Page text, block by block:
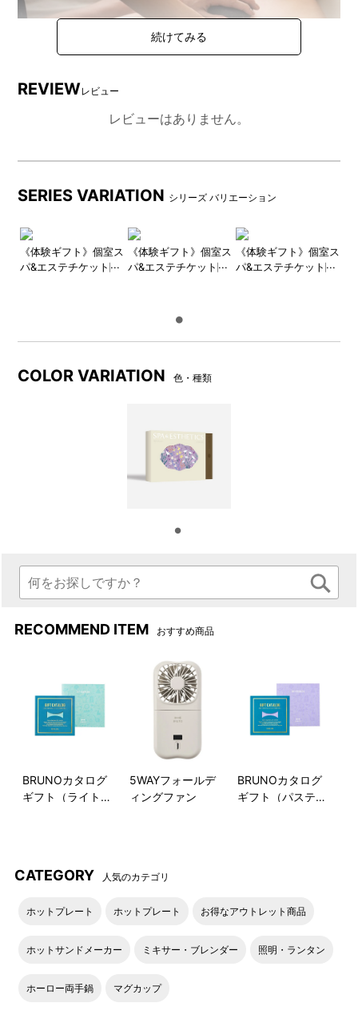
フェイシャルとボディのセットメニューや、頭部や足などのパ
ロンや、国内外で人気を集めるコスメブランドのサロンなど、
トリートメント。その安心感が、心からの癒やしにつながりま
ローブの肌触り、落ち着いた照明、漂う香り、ドレッサースペ
ース……サロンに滞在する時間すべてが癒やしの体験になる、こ
だわりが詰まったお部屋です。
トリートメントの後もくつろいで
ビスやホスピタリティも、セレクト基準です。
REVIEWレビュー
レビューはありません。
SERIES VARIATION シリーズ バリエーション
《体験ギフト》個室ス
パ&エステチケット関
《体験ギフト》個室ス
パ&エステチケット関
《体験ギフト》個室ス
パ&エステチケット関
COLOR VARIATION 色・種類
RECOMMEND ITEM おすすめ商品
BRUNOカタログ
ギフト（ライトブ
5WAYフォールデ
ィングファン
BRUNOカタログ
ギフト（パステル
CATEGORY 人気のカテゴリ
ホットプレート ホットプレート お得なアウトレット商品
ホットサンドメーカー ミキサー・ブレンダー 照明・ランタン
ホーロー両手鍋 マグカップ